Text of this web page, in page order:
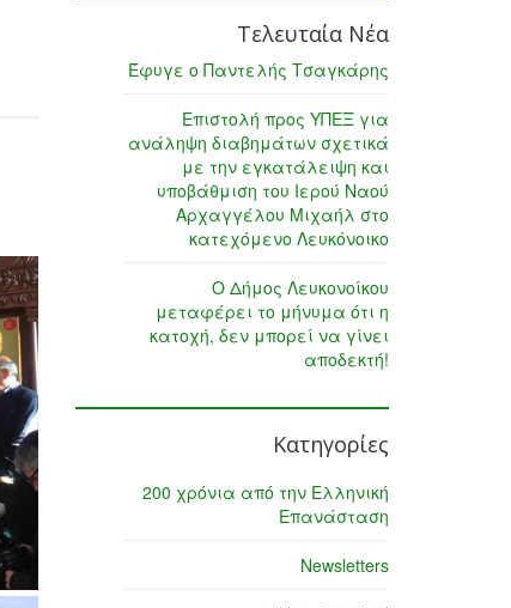
Τελευταία Νέα
Έφυγε ο Παντελής Τσαγκάρης
Επιστολή προς ΥΠΕΞ για
ανάληψη διαβημάτων σχετικά
με την εγκατάλειψη και
υποβάθμιση του Ιερού Ναού
Αρχαγγέλου Μιχαήλ στο
κατεχόμενο Λευκόνοικο
Ο Δήμος Λευκονοίκου
μεταφέρει το μήνυμα ότι η
κατοχή, δεν μπορεί να γίνει
αποδεκτή!
Κατηγορίες
200 χρόνια από την Ελληνική
Επανάσταση
Newsletters